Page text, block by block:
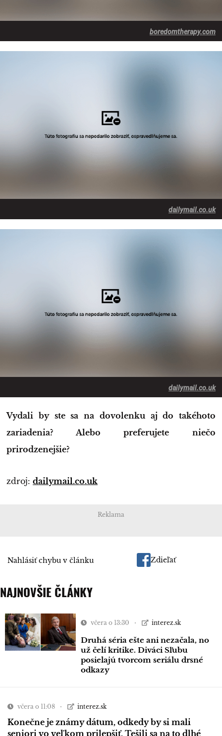
boredomtherapy.com
dailymail.co.uk
dailymail.co.uk
Vydali by ste sa na dovolenku aj do takéhoto
zariadenia? Alebo preferujete niečo
prirodzenejšie?
zdroj: dailymail.co.uk
Reklama
Nahlásiť chybu v článku Zdieľať
NAJNOVŠIE ČLÁNKY
včera o 13:30 interez.sk
Druhá séria ešte ani nezačala, no
už čelí kritike. Diváci Sľubu
posielajú tvorcom seriálu drsné
odkazy
včera o 11:08 interez.sk
Konečne je známy dátum, odkedy by si mali
seniori vo veľkom prilepšiť. Tešili sa na to dlhé